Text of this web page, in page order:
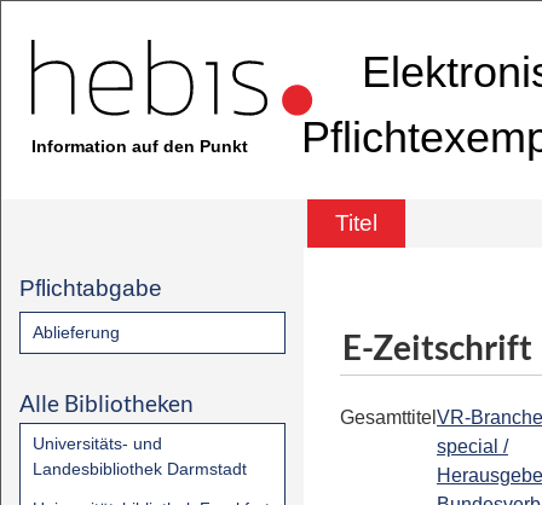
Information auf den Punkt
Titel
Pflichtabgabe
Ablieferung
Alle Bibliotheken
Universitäts- und
Landesbibliothek Darmstadt
E-Zeitschrift
Gesamttitel VR-
special /